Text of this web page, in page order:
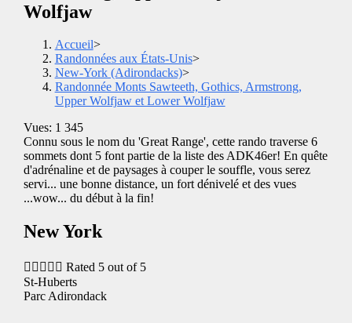
Wolfjaw
Accueil>
Randonnées aux États-Unis>
New-York (Adirondacks)>
Randonnée Monts Sawteeth, Gothics, Armstrong,
Upper Wolfjaw et Lower Wolfjaw
Vues: 1 345
Connu sous le nom du 'Great Range', cette rando traverse 6
sommets dont 5 font partie de la liste des ADK46er! En quête
d'adrénaline et de paysages à couper le souffle, vous serez
servi... une bonne distance, un fort dénivelé et des vues
...wow... du début à la fin!
New York
     Rated 5 out of 5
St-Huberts
Parc Adirondack